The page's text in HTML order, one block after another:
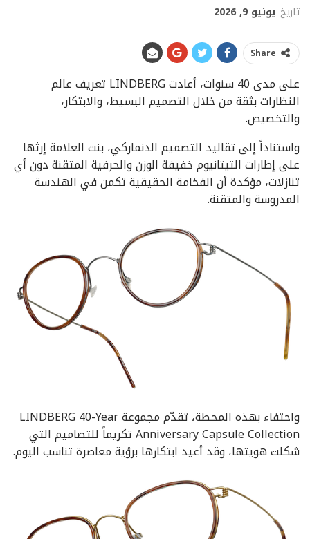
تاريخ يونيو 9, 2026
Share
على مدى 40 سنوات، أعادت LINDBERG تعريف عالم
النظارات بثقة من خلال التصميم البسيط، والابتكار،
والتخصيص.
واستناداً إلى تقاليد التصميم الدنماركي، بنت العلامة إرثها
على إطارات التيتانيوم خفيفة الوزن والحرفية المتقنة دون أي
تنازلات، مؤكدة أن الفخامة الحقيقية تكمن في الهندسة
المدروسة والمتقنة.
واحتفاء بهذه المحطة، تقدّم مجموعة LINDBERG 40-Year
Anniversary Capsule Collection تكريماً للتصاميم التي
شكلت هويتها، وقد أعيد ابتكارها برؤية معاصرة تناسب اليوم.